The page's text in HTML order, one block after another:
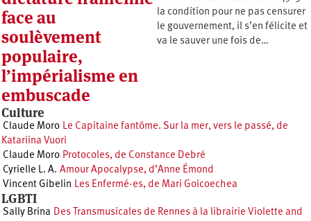
la condition pour ne pas censurer
le gouvernement, il s’en félicite et
va le sauver une fois de…
face au
soulèvement
populaire,
l’impérialisme en
embuscade
Culture
Claude Moro Le Capitaine fantôme. Sur la mer, vers le passé, de
Katariina Vuori
Claude Moro Protocoles, de Constance Debré
Cyrielle L. A. Amour Apocalypse, d’Anne Émond
Vincent Gibelin Les Enfermé·es, de Mari Goicoechea
LGBTI
Sally Brina Des Transmusicales de Rennes à la librairie Violette and